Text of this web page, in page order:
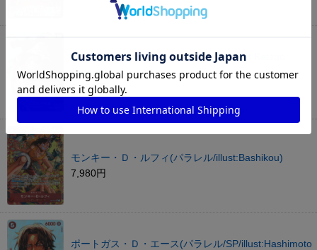
バーソロミュー・くま(パラレル/SP/illust:Katsuo
Tadano)
6,480円
モンキー・Ｄ・ルフィ(パラレル/illust:Bashikou)
7,980円
ポートガス・Ｄ・エース(パラレル/SP/illust:Hashimoto